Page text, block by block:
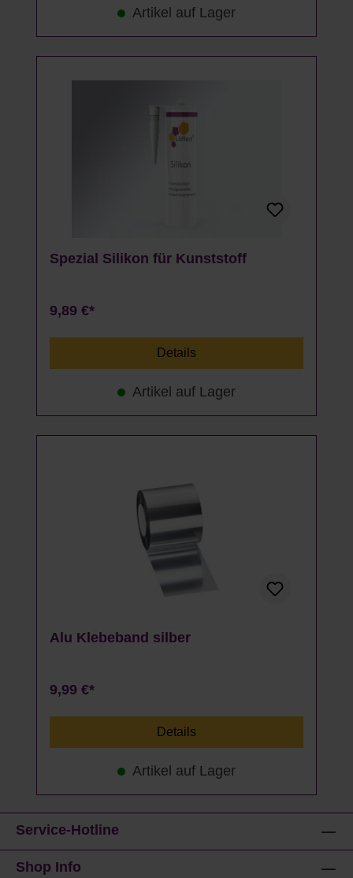
Artikel auf Lager
Spezial Silikon für Kunststoff
9,89 €*
Details
Artikel auf Lager
Alu Klebeband silber
9,99 €*
Details
Artikel auf Lager
Service-Hotline
Shop Info